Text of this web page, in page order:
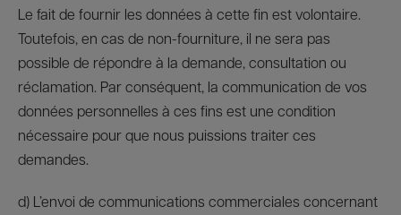
Le fait de fournir les données à cette fin est volontaire.
Toutefois, en cas de non-fourniture, il ne sera pas
possible de répondre à la demande, consultation ou
réclamation. Par conséquent, la communication de vos
données personnelles à ces fins est une condition
nécessaire pour que nous puissions traiter ces
demandes.
d) L’envoi de communications commerciales concernant